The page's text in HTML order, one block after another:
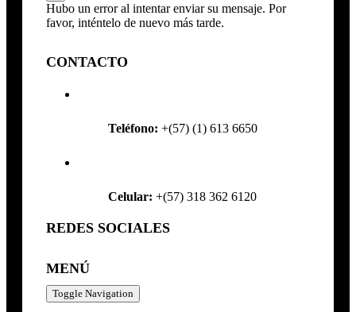
Hubo un error al intentar enviar su mensaje. Por
favor, inténtelo de nuevo más tarde.
CONTACTO
Teléfono: +(57) (1) 613 6650
Celular: +(57) 318 362 6120
REDES SOCIALES
MENÚ
Toggle Navigation